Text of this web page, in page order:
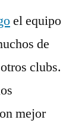
el equipo
de
clubs.
mejor